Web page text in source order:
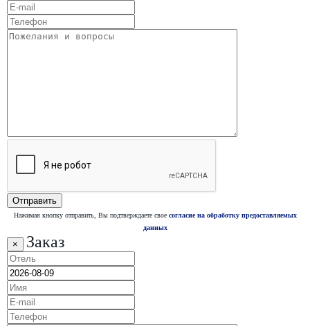
Нажимая кнопку отправить, Вы подтверждаете свое согласие на обработку предоставляемых
данных
× Заказ